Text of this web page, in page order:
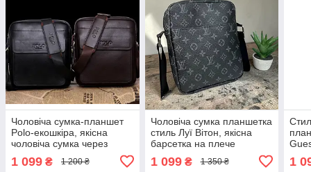
Чоловіча сумка-планшет
Polo-екошкіра, якісна
чоловіча сумка через
плече шкіряна барсетка
планшетка Поло
1 099 ₴ 1 200 ₴
Чоловіча сумка планшетка
стиль Луї Вітон, якісна
барсетка на плече
1 099₴ 1 350 ₴ 1